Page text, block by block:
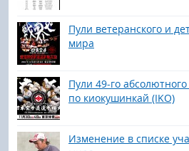
Пули ветеранского и
мира
Пули 49-го
по киокушинкай (IKO)
Изменение в списке